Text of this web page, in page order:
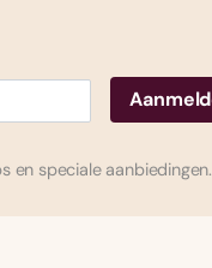
en speciale aanbiedingen.